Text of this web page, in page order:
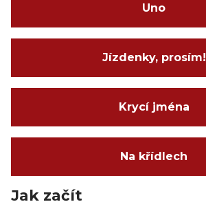
Uno
Jízdenky, prosím!
Krycí jména
Na křídlech
Jak začít